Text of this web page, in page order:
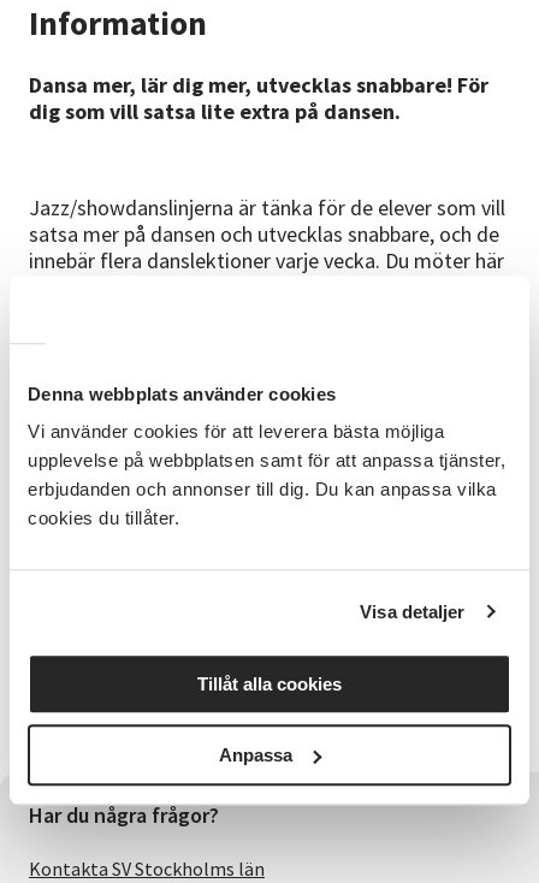
Denna webbplats använder cookies
Vi använder cookies för att leverera bästa möjliga
upplevelse på webbplatsen samt för att anpassa tjänster,
erbjudanden och annonser till dig. Du kan anpassa vilka
cookies du tillåter.
Visa detaljer
Tillåt alla cookies
Anpassa
Information
Dansa mer, lär dig mer, utvecklas snabbare! För
dig som vill satsa lite extra på dansen.
Jazz/showdanslinjerna är tänka för de elever som vill
satsa mer på dansen och utvecklas snabbare, och de
innebär flera danslektioner varje vecka. Du möter här
Terminsinformation
Höstlov v. 44, den 26/10-1/11
Uppvisning lördagen den 6 december
Jazz/showdanslinjerna finns på olika nivåer och för
elever födda 2005-2015. Det är intagningsprov till
i januari.
Har du några frågor?
Kontakta SV Stockholms län